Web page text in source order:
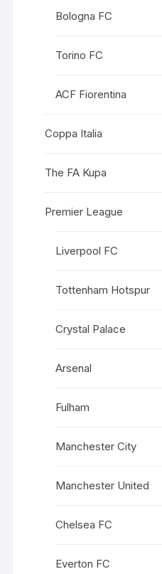
Bologna FC
Torino FC
ACF Fiorentina
Coppa Italia
The FA Kupa
Premier League
Liverpool FC
Tottenham Hotspur
Crystal Palace
Arsenal
Fulham
Manchester City
Manchester United
Chelsea FC
Everton FC